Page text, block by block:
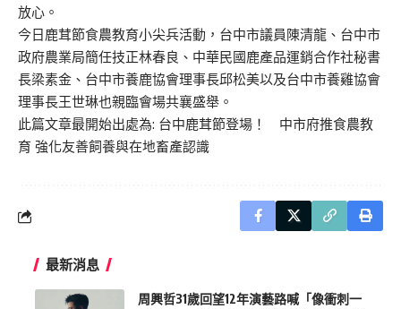
放心。
今日鹿茸節食農教育小尖兵活動，台中市議員陳清龍、台中市
政府農業局簡任技正林春良、中華民國鹿產品運銷合作社秘書
長梁素金、台中市養鹿協會理事長邱松美以及台中市養雞協會
理事長王世琳也親臨會場共襄盛舉。
此篇文章最開始出處為: 台中鹿茸節登場！ 中市府推食農教
育 強化友善飼養與在地畜產認識
最新消息
周興哲31歲回望12年演藝路喊「像衝刺一